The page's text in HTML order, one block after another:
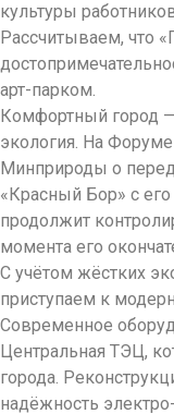
культуры
Рассчитываем, что
арт-парком.
Комфортный город —
экология. На
Минприроды о
«Красный Бор» с
продолжит
момента его
С учётом жёстких
приступаем к
Современное
Центральная ТЭЦ,
города.
надёжность